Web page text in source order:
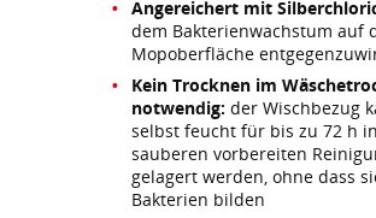
Angereichert mit
dem Bakterienwachstum auf
Mopoberfläche
Kein Trocknen im
notwendig: der Wischbezug
selbst feucht für bis zu 72 h
sauberen vorbereiten
gelagert werden, ohne dass
Bakterien bilden